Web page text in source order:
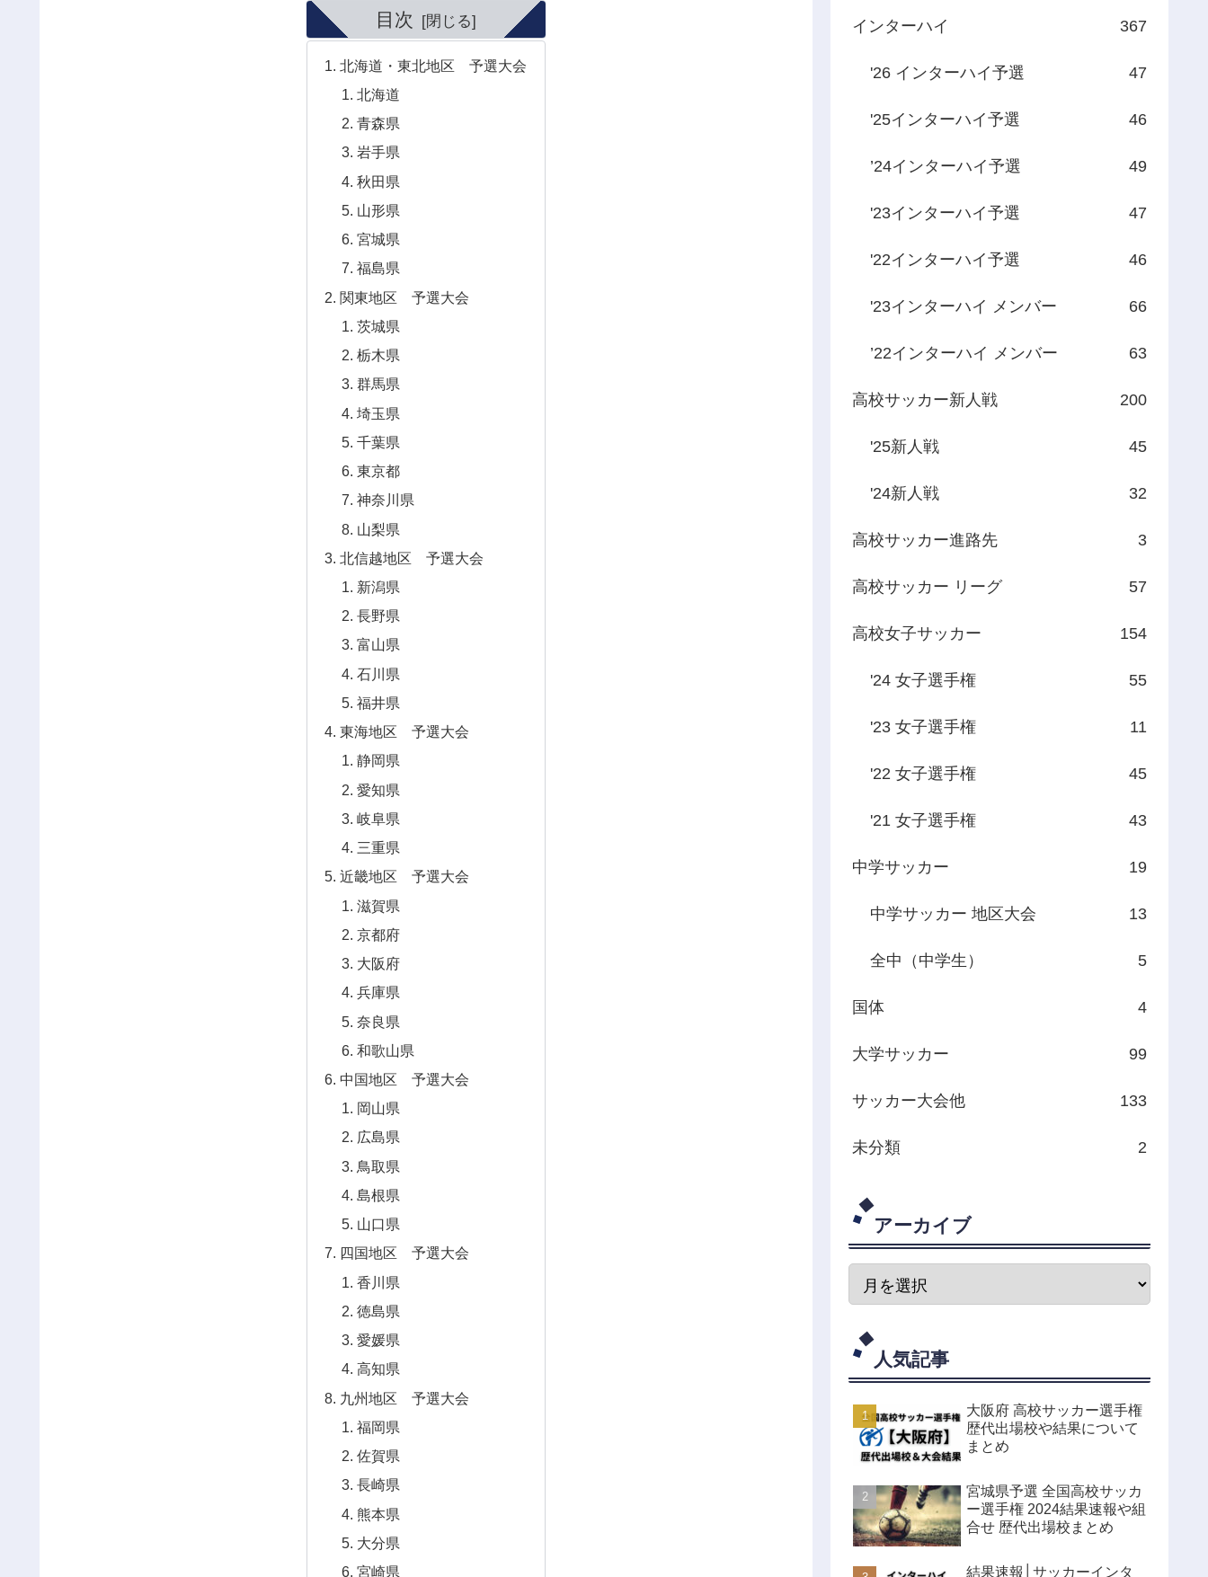
目次
北海道・東北地区 予選大会
北海道
青森県
岩手県
秋田県
山形県
宮城県
福島県
関東地区 予選大会
茨城県
栃木県
群馬県
埼玉県
千葉県
東京都
神奈川県
山梨県
北信越地区 予選大会
新潟県
長野県
富山県
石川県
福井県
東海地区 予選大会
静岡県
愛知県
岐阜県
三重県
近畿地区 予選大会
滋賀県
京都府
大阪府
兵庫県
奈良県
和歌山県
中国地区 予選大会
岡山県
広島県
鳥取県
島根県
山口県
四国地区 予選大会
香川県
徳島県
愛媛県
高知県
九州地区 予選大会
福岡県
佐賀県
長崎県
熊本県
大分県
宮崎県
インターハイ 367
'26 インターハイ予選 47
'25インターハイ予選 46
’24インターハイ予選 49
'23インターハイ予選 47
'22インターハイ予選 46
'23インターハイ メンバー 66
’22インターハイ メンバー 63
高校サッカー新人戦 200
'25新人戦 45
'24新人戦 32
高校サッカー進路先 3
高校サッカー リーグ 57
高校女子サッカー 154
'24 女子選手権 55
'23 女子選手権 11
'22 女子選手権 45
'21 女子選手権 43
中学サッカー 19
中学サッカー 地区大会 13
全中（中学生） 5
国体 4
大学サッカー 99
サッカー大会他 133
未分類 2
アーカイブ
人気記事
大阪府 高校サッカー選手権
歴代出場校や結果について
まとめ
宮城県予選 全国高校サッカ
ー選手権 2024結果速報や組
合せ 歴代出場校まとめ
結果速報│サッカーインタ